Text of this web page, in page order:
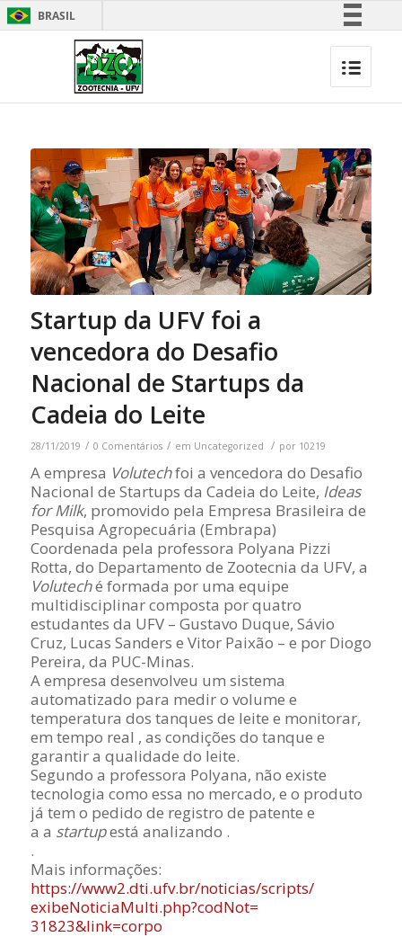
BRASIL
Legislação
Canais
Startup da UFV foi a
vencedora do Desafio
Nacional de Startups da
Cadeia do Leite
28/11/2019 / 0 Comentários / em Uncategorized / por 10219
A empresa Volutechfoi a vencedora do Desafio
Nacional de Startups da Cadeia do Leite, Ideas
for Milk, promovido pela Empresa Brasileira de
Pesquisa Agropecuária (Embrapa)
Coordenada pela professora Polyana Pizzi
Rotta, do Departamento de Zootecnia da UFV, a
Voluteché formada por uma equipe
multidisciplinar composta por quatro
estudantes da UFV – Gustavo Duque, Sávio
Cruz, Lucas Sanders e Vitor Paixão – e por Diogo
Pereira, da PUC-Minas.
A empresa desenvolveu um sistema
automatizado para medir o volume e
temperatura dos tanques de leite e monitorar,
em tempo real , as condições do tanque e
garantir a qualidade do leite.
Segundo a professora Polyana, não existe
tecnologia como essa no mercado, e o produto
já tem o pedido de registro de patente e
a a startupestá analizando .
.
Mais informações:
https://www2.dti.ufv.br/noticias/scripts/
exibeNoticiaMulti.php?codNot=
31823&link=corpo